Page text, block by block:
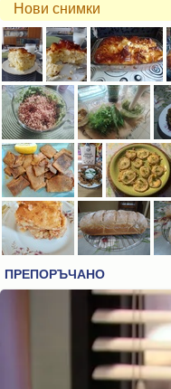
Нови снимки